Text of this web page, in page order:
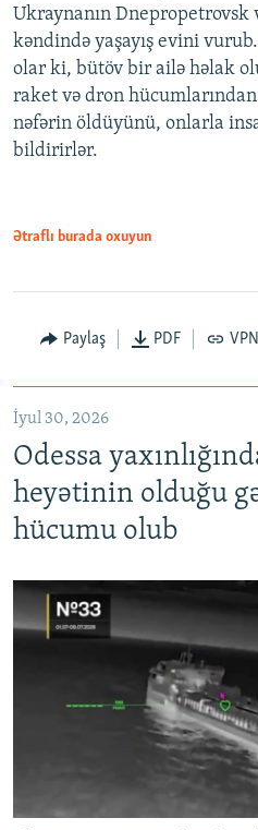
Ukraynanın
kəndində yaşayış evini
olar ki, bütöv bir ailə həlak
raket və dron hücumlarından
nəfərin öldüyünü, onlarla
bildirirlər.
Ətraflı burada oxuyun
Paylaş PDF
İyul 30, 2026
Odessa
heyətinin olduğu
hücumu olub